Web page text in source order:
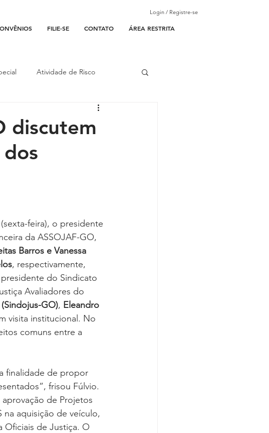
FILIE-SE CONTATO ÁREA RESTRITA
Login / Registre-se
Atividade de Risco
Justiça Federal
Covid-19
discutem
feira), o presidente
da ASSOJAF-GO,
Barros e Vanessa
, respectivamente,
do Sindicato
Avaliadores do
(Sindojus-GO), Eleandro
visita institucional. No
comuns entre a
finalidade de propor
frisou Fúlvio.
de Projetos
aquisição de veículo,
Oficiais de Justiça. O